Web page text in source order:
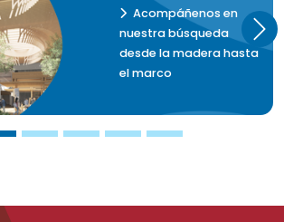
Acompáñenos en
nuestra búsqueda
desde la madera hasta
el marco